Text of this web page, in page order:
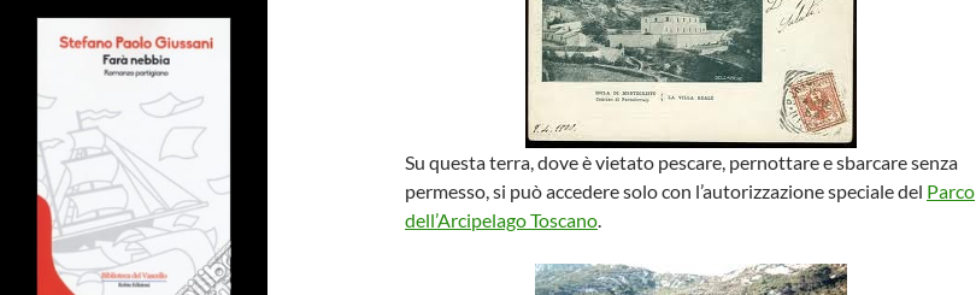
Su questa terra, dove è vietato pescare, pernottare e sbarcare senza
permesso, si può accedere solo con l’autorizzazione speciale del Parco
dell’Arcipelago Toscano.